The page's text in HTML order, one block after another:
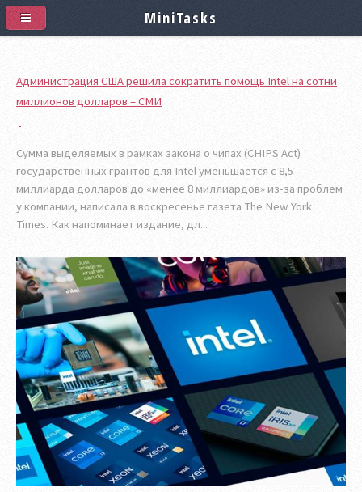
Администрация США решила сократить помощь Intel на сотни
миллионов долларов – СМИ
Сумма выделяемых в рамках закона о чипах (CHIPS Act)
государственных грантов для Intel уменьшается с 8,5
миллиарда долларов до «менее 8 миллиардов» из-за проблем
у компании, написала в воскресенье газета The New York
Times. Как напоминает издание, дл...
MiniTasks